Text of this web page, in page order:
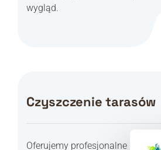
wygląd.
Czyszczenie tarasów
Oferujemy profesjonalne mycie